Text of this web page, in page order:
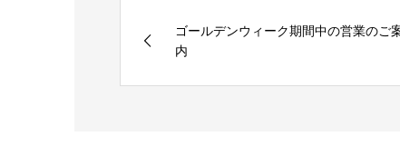
ゴールデンウィーク期間中の営業のご
内